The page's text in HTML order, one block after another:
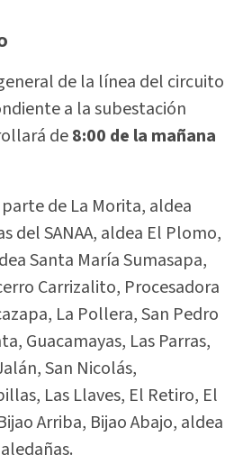
de la línea del circuito
a la subestación
de8:00 de la mañana
de La Morita, aldea
del SANAA, aldea El Plomo,
Santa María Sumasapa,
Carrizalito, Procesadora
La Pollera, San Pedro
Guacamayas, Las Parras,
San Nicolás,
Las Llaves, El Retiro, El
Arriba, Bijao Abajo, aldea